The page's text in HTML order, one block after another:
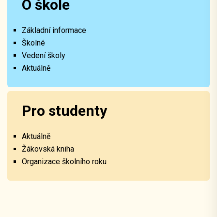
O škole
Základní informace
Školné
Vedení školy
Aktuálně
Pro studenty
Aktuálně
Žákovská kniha
Organizace školního roku